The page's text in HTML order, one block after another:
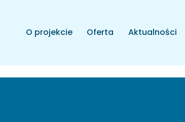
O projekcie Oferta Aktualności